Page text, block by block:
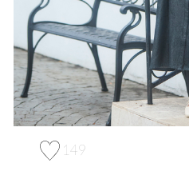
149